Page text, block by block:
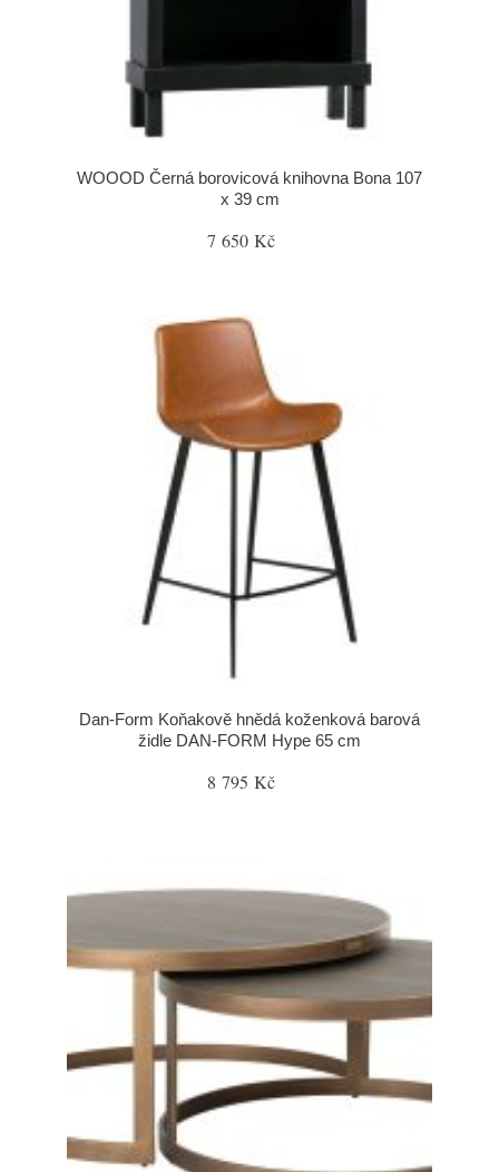
WOOOD Černá borovicová knihovna Bona 107
x 39 cm
7 650 Kč
​​​​​Dan-Form Koňakově hnědá koženková barová
židle DAN-FORM Hype 65 cm
8 795 Kč